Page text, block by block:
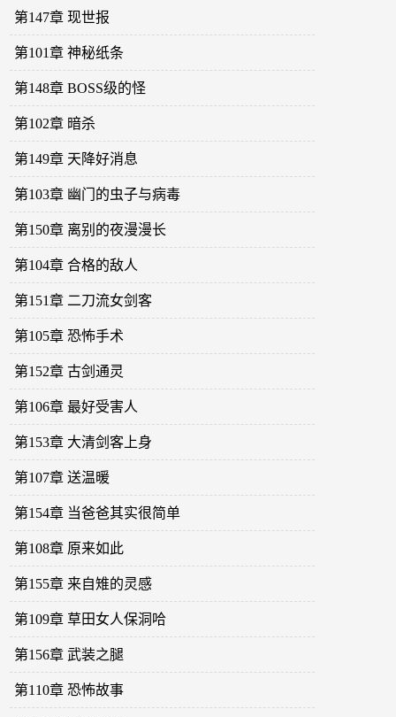
第147章 现世报
第101章 神秘纸条
第148章 BOSS级的怪
第102章 暗杀
第149章 天降好消息
第103章 幽门的虫子与病毒
第150章 离别的夜漫漫长
第104章 合格的敌人
第151章 二刀流女剑客
第105章 恐怖手术
第152章 古剑通灵
第106章 最好受害人
第153章 大清剑客上身
第107章 送温暖
第154章 当爸爸其实很简单
第108章 原来如此
第155章 来自雉的灵感
第109章 草田女人保洞哈
第156章 武装之腿
第110章 恐怖故事